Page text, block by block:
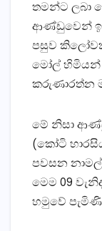
තමන්ට ලබා
ආණ්‌ඩුවෙන්
පසුව
මෝල් හිමියන්
කරුණාරත්න
මේ නිසා
(කෝටි
පවසන
මෙම 09
හමුවේ